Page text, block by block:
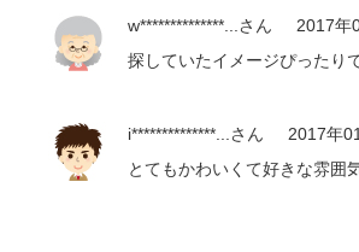
w**************...さん
2017年
探していたイメージぴったりで
i**************...さん
2017年
とてもかわいくて好きな雰囲